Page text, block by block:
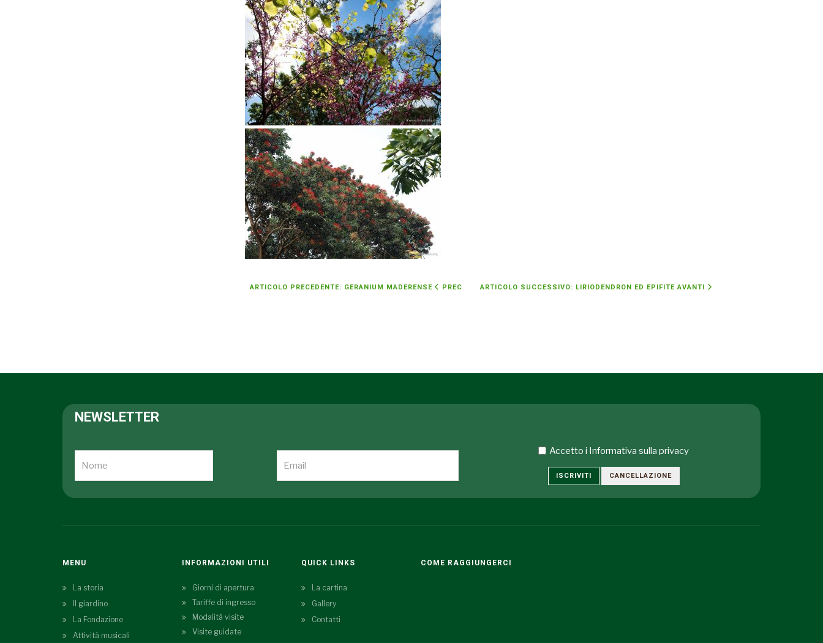
ARTICOLO PRECEDENTE: GERANIUM MADERENSE PREC ARTICOLO SUCCESSIVO: LIRIODENDRON ED EPIFITEAVANTI
NEWSLETTER
Accetto i Informativa sulla privacy
ISCRIVITI CANCELLAZIONE
MENU
La storia
Il giardino
La Fondazione
Attività musicali
INFORMAZIONI UTILI
Giorni di apertura
Tariffe di ingresso
Modalità visite
Visite guidate
QUICK LINKS
La cartina
Gallery
Contatti
COME RAGGIUNGERCI